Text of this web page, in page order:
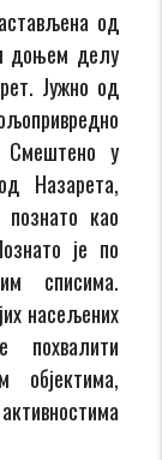
од
доњем делу
Јужно од
Смештено у
Назарета,
познато као
је по
списима.
насељених
објектима,